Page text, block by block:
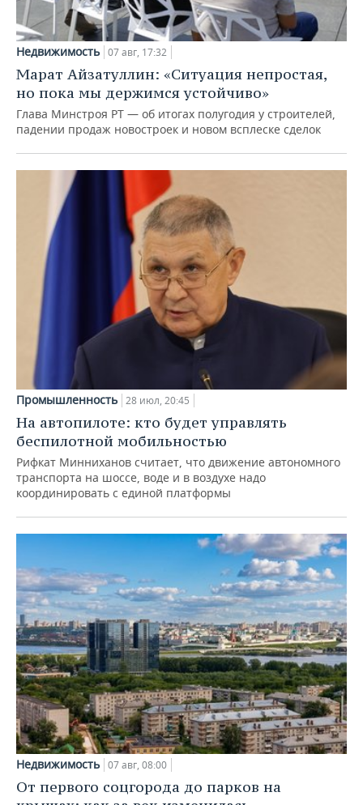
Недвижимость 07 авг, 17:32
Марат Айзатуллин: «Ситуация непростая,
но пока мы держимся устойчиво»
Глава Минстроя РТ — об итогах полугодия у строителей,
падении продаж новостроек и новом всплеске сделок
Промышленность 28 июл, 20:45
На автопилоте: кто будет управлять
беспилотной мобильностью
Рифкат Минниханов считает, что движение автономного
транспорта на шоссе, воде и в воздухе надо
координировать с единой платформы
Недвижимость 07 авг, 08:00
От первого соцгорода до парков на